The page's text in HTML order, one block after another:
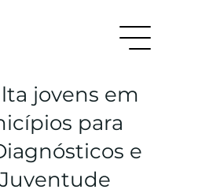
jovens em
para
e